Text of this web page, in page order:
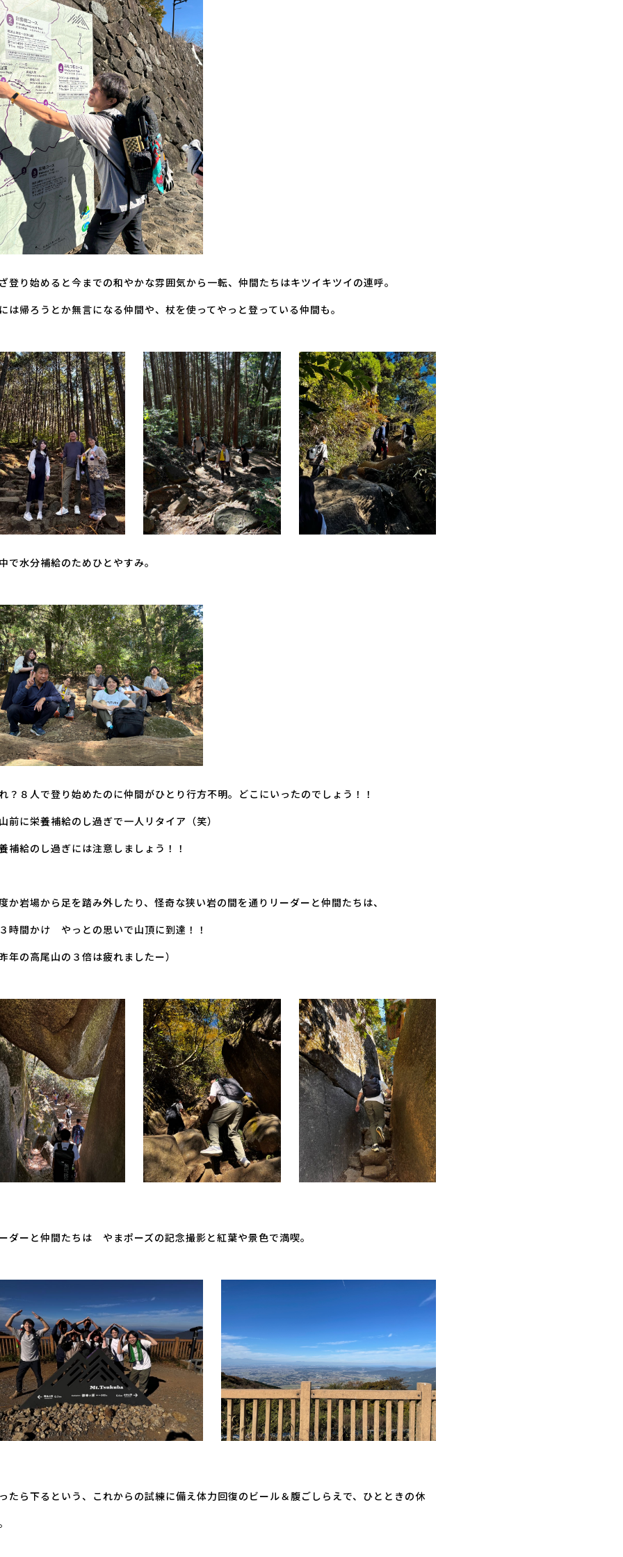
登り始めると今までの和やかな雰囲気から一転、仲間たちはキツイキツイの連呼。
は帰ろうとか無言になる仲間や、杖を使ってやっと登っている仲間も。
で水分補給のためひとやすみ。
？８人で登り始めたのに仲間がひとり行方不明。どこにいったのでしょう！！
前に栄養補給のし過ぎで一人リタイア（笑）
補給のし過ぎには注意しましょう！！
か岩場から足を踏み外したり、怪奇な狭い岩の間を通りリーダーと仲間たちは、
時間かけ やっとの思いで山頂に到達！！
年の高尾山の３倍は疲れましたー）
ダーと仲間たちは やまポーズの記念撮影と紅葉や景色で満喫。
たら下るという、これからの試練に備え体力回復のビール＆腹ごしらえで、ひとときの休